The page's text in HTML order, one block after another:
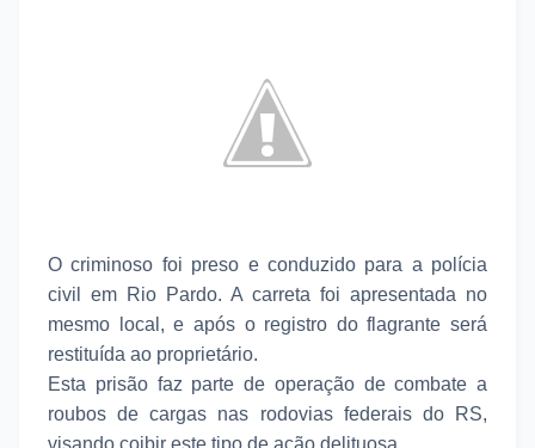
O criminoso foi preso e conduzido para a polícia
civil em Rio Pardo. A carreta foi apresentada no
mesmo local, e após o registro do flagrante será
restituída ao proprietário.
Esta prisão faz parte de operação de combate a
roubos de cargas nas rodovias federais do RS,
visando coibir este tipo de ação delituosa.